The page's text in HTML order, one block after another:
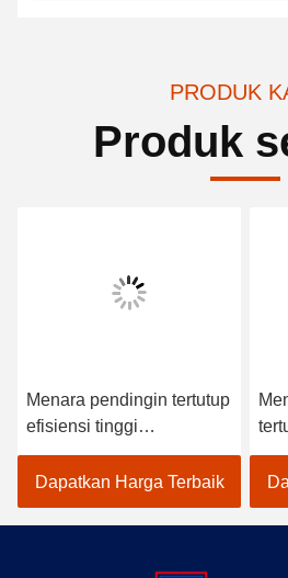
PRODUK
Produk
Menara pendingin tertutup
efisiensi tinggi
Pemanasan frekuensi
menengah
Dapatkan Harga Terbaik